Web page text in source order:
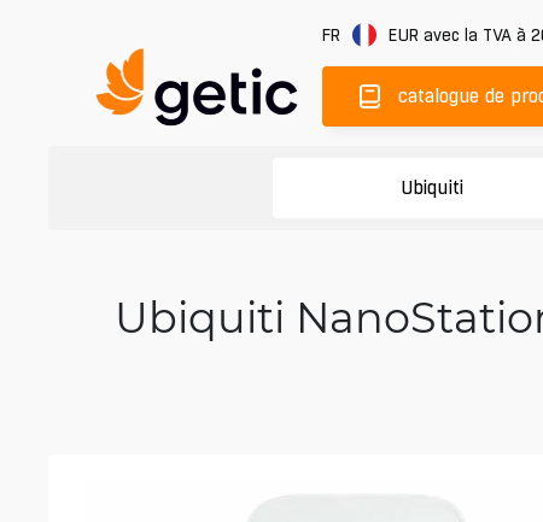
FR EUR avec la TVA à
catalogue de
Ubiquiti
Ubiquiti